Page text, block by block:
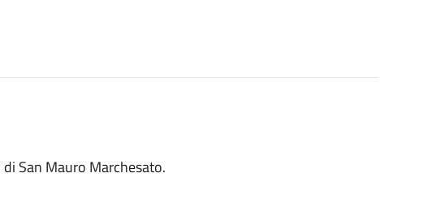
San Mauro Marchesato.